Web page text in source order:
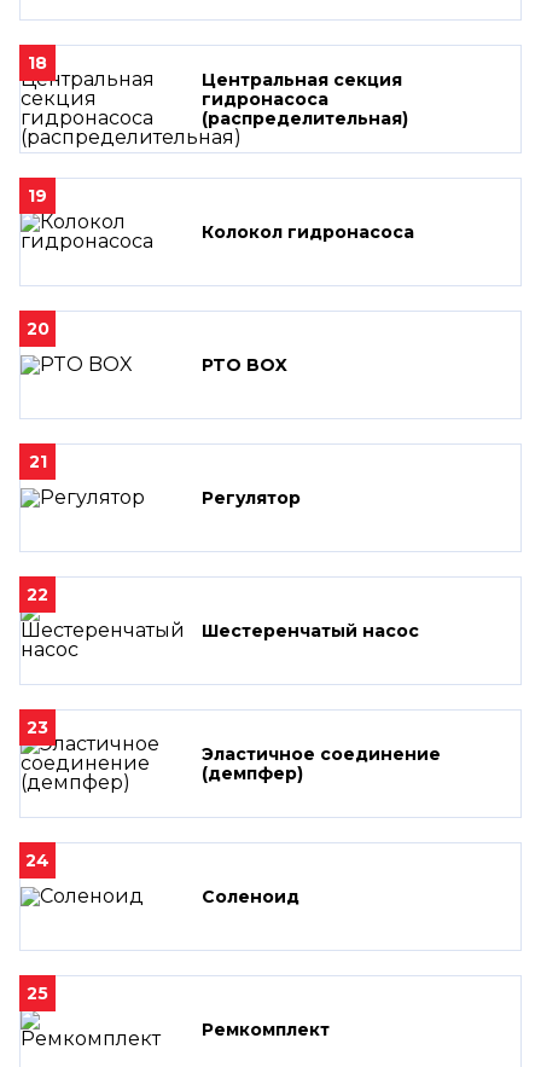
18
Центральная секция
гидронасоса
(распределительная)
19
Колокол гидронасоса
20
PTO BOX
21
Регулятор
22
Шестеренчатый насос
23
Эластичное соединение
(демпфер)
24
Соленоид
25
Ремкомплект